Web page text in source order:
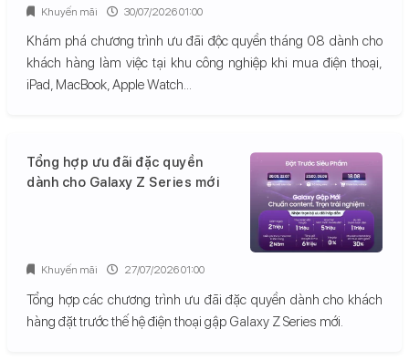
Khám phá chương trình ưu đãi độc quyền tháng 08 dành cho
khách hàng làm việc tại khu công nghiệp khi mua điện thoại,
iPad, MacBook, Apple Watch...
Khuyến mãi 30/07/2026 01:00
Tổng hợp ưu đãi đặc quyền
dành cho Galaxy Z Series mới
Tổng hợp các chương trình ưu đãi đặc quyền dành cho khách
hàng đặt trước thế hệ điện thoại gập Galaxy Z Series mới.
Khuyến mãi 27/07/2026 01:00